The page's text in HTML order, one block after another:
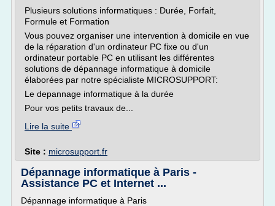
Plusieurs solutions informatiques : Durée, Forfait,
Formule et Formation
Vous pouvez organiser une intervention à domicile en vue
de la réparation d'un ordinateur PC fixe ou d'un
ordinateur portable PC en utilisant les différentes
solutions de dépannage informatique à domicile
élaborées par notre spécialiste MICROSUPPORT:
Le depannage informatique à la durée
Pour vos petits travaux de...
Lire la suite
Site : microsupport.fr
Dépannage informatique à Paris -
Assistance PC et Internet ...
Dépannage informatique à Paris